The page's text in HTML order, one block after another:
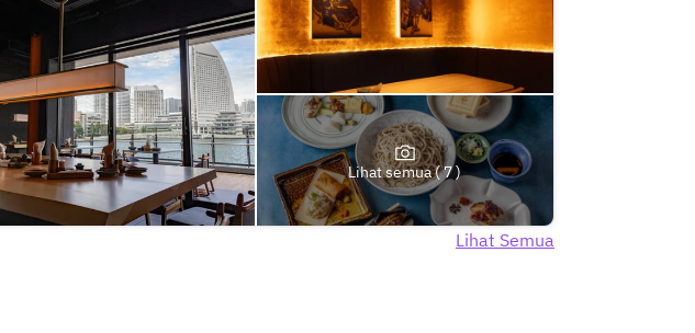
Lihat semua ( 7 )
Lihat Semua